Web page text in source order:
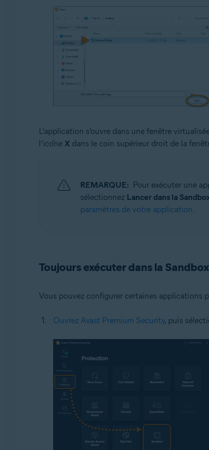
L’application s’ouvre dans une fenêtre
l’icône X dans le coin supérieur droit de la
REMARQUE:
Pour exécuter une
sélectionnez Lancer dans la
paramètres de votre application.
Toujours exécuter dans la Sandbox
Vous pouvez configurer certaines applications
Ouvrez Avast Premium Security, puis